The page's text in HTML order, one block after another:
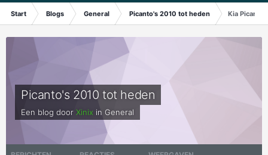
Start Blogs General Picanto's 2010 tot heden Kia Picanto
Picanto's 2010 tot heden
Een blog door Xinix in General